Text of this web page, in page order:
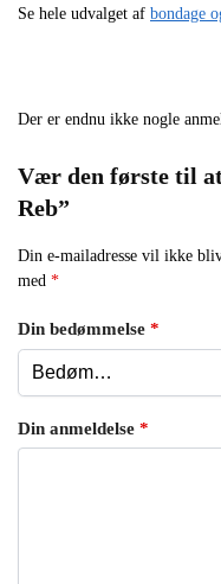
Se hele udvalget af bondage
Der er endnu ikke nogle
Vær den første til at
Reb”
Din e-mailadresse vil ikke
med *
Din bedømmelse *
Din anmeldelse *